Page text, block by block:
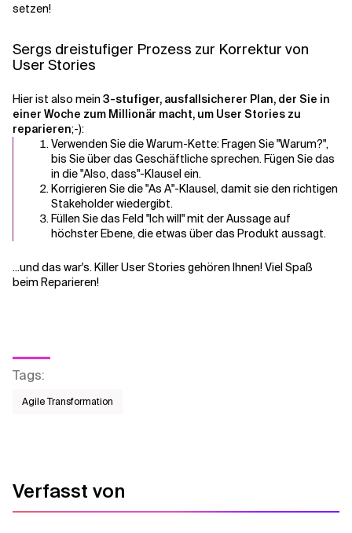
setzen!
Sergs dreistufiger Prozess zur Korrektur von
User Stories
Hier ist also mein 3-stufiger, ausfallsicherer Plan, der Sie in
einer Woche zum Millionär macht, um User Stories zu
reparieren;-):
Verwenden Sie die Warum-Kette: Fragen Sie "Warum?",
bis Sie über das Geschäftliche sprechen. Fügen Sie das
in die "Also, dass"-Klausel ein.
Korrigieren Sie die "As A"-Klausel, damit sie den richtigen
Stakeholder wiedergibt.
Füllen Sie das Feld "Ich will" mit der Aussage auf
höchster Ebene, die etwas über das Produkt aussagt.
...und das war's. Killer User Stories gehören Ihnen! Viel Spaß
beim Reparieren!
Tags:
Agile Transformation
Verfasst von